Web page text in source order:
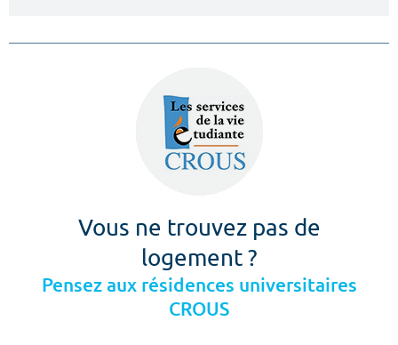
Vous ne trouvez pas de
logement ?
Pensez aux résidences universitaires
CROUS